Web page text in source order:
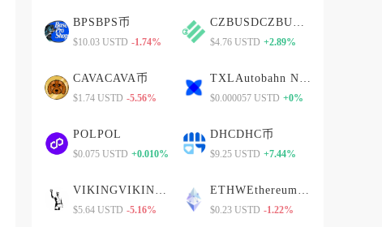
BPSBPS币
$10.03 USTD -1.74% $4.76 USTD +2.89%
CAVACAVA币
$1.74 USTD -5.56% $0.000057 USTD +0%
POLPOL
$0.075 USTD +0.010%
DHCDHC币
$9.25 USTD +7.44%
$5.64 USTD -5.16% $0.23 USTD -1.22%